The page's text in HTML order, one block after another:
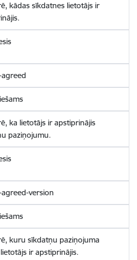
kādas sīkdatnes lietotājs ir
ka lietotājs ir apstiprinājis
paziņojumu.
version
kuru sīkdatņu paziņojuma
ir apstiprinājis.